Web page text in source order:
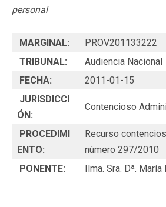
personal
MARGINAL:
PROV201133222
TRIBUNAL:
Audiencia Nacional
FECHA:
2011-01-15
JURISDICCI
ÓN:
Contencioso
PROCEDIMI
ENTO:
Recurso
número 297/2010
PONENTE:
Ilma. Sra. Dª.